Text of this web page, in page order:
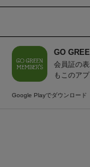
GO
会員証の
もこのアプ
Google Playでダウンロード